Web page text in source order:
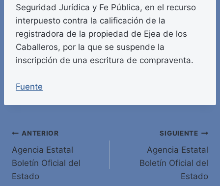
Seguridad Jurídica y Fe Pública, en el recurso
interpuesto contra la calificación de la
registradora de la propiedad de Ejea de los
Caballeros, por la que se suspende la
inscripción de una escritura de compraventa.
Fuente
Navegación
de
entradas
ANTERIOR
Agencia Estatal
Boletín Oficial del
Estado
SIGUIENTE
Agencia Estatal
Boletín Oficial del
Estado